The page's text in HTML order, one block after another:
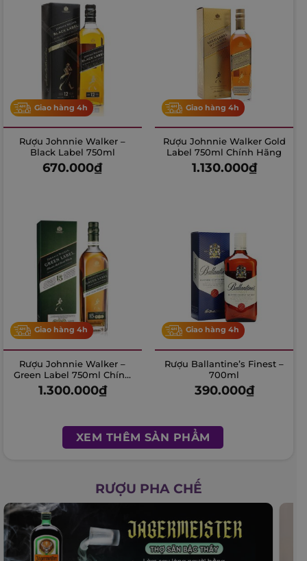
Giao hàng 4h
Rượu Johnnie Walker –
Black Label 750ml
670.000₫
Giao hàng 4h
Rượu Johnnie Walker Gold
Label 750ml Chính Hãng
1.130.000₫
Giao hàng 4h
Rượu Johnnie Walker –
Green Label 750ml Chính
Hãng
1.300.000₫
Giao hàng 4h
Rượu Ballantine’s Finest –
700ml
390.000₫
XEM THÊM SẢN PHẨM
RƯỢU PHA CHẾ